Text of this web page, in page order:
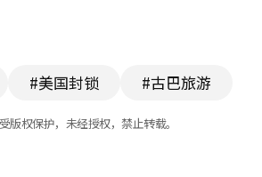
#美国封锁 #古巴旅游
版权保护，未经授权，禁止转载。